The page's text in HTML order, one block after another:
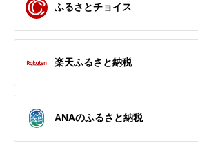
ふるさとチョイス
楽天ふるさと納税
ANAのふるさと納税